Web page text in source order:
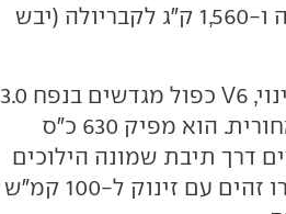
המשקל העצמי, 1,475 ק"ג לקופה ו-1,560 ק"ג לקבריולה (יבש
מנוע הבנזין נותר כאמור ללא שינוי, V6 כפול מגדשים בנפח 3.0
ליטר המוצב בתצורה מרכזית-אחורית. הוא מפיק 630 כ"ס
דרך תיבת שמונה הילוכים
כפולת מצמד. גם הביצועים נותרו זהים עם זינוק ל-100 קמ"ש